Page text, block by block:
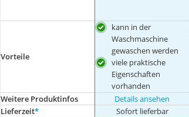
Vorteile
kann in der
Waschmaschine
gewaschen werden
viele praktische
Eigenschaften
vorhanden
Weitere Produktinfos Details ansehen
Lieferzeit* Sofort lieferbar